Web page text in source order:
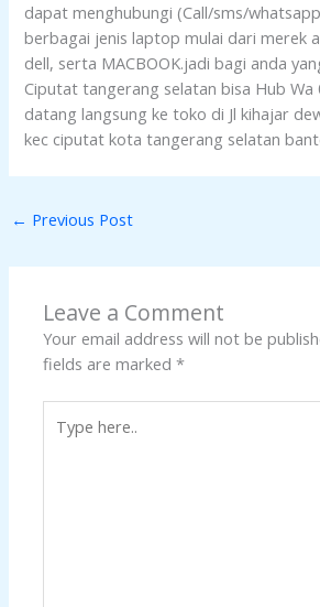
dapat menghubungi (Call/sms/
berbagai jenis laptop mulai dari merek
dell, serta MACBOOK.jadi bagi anda
Ciputat tangerang selatan bisa Hub Wa
datang langsung ke toko di Jl kihajar
kec ciputat kota tangerang selatan
← Previous Post
Leave a Comment
Your email address will not be
fields are marked*
here..